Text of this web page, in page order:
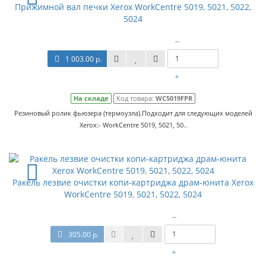
Прижимной вал печки Xerox WorkCentre 5019, 5021, 5022,
5024
1 003.00 р.
–
+
На складе Код товара: WC5019FPR
Резиновый ролик фьюзера (термоузла).Подходит для следующих моделей
Xerox:- WorkCentre 5019, 5021, 50..
Ракель лезвие очистки копи-картриджа драм-юнита Xerox
WorkCentre 5019, 5021, 5022, 5024
305.00 р.
–
+